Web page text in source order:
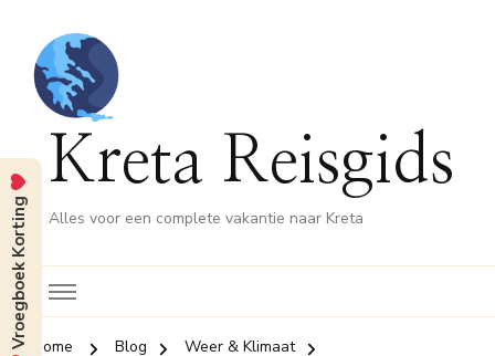
Kreta Reisgids
Alles voor een complete vakantie naar Kreta
Home Blog
Weer & Klimaat
Vroegboek Korting